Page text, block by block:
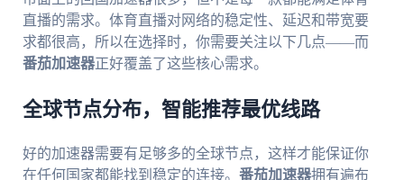
直播的需求。体育直播对网络的稳定性、延迟和带宽要
求都很高，所以在选择时，你需要关注以下几点——而
番茄加速器正好覆盖了这些核心需求。
全球节点分布，智能推荐最优线路
好的加速器需要有足够多的全球节点，这样才能保证你
在任何国家都能找到稳定的连接。 番茄加速器拥有遍布